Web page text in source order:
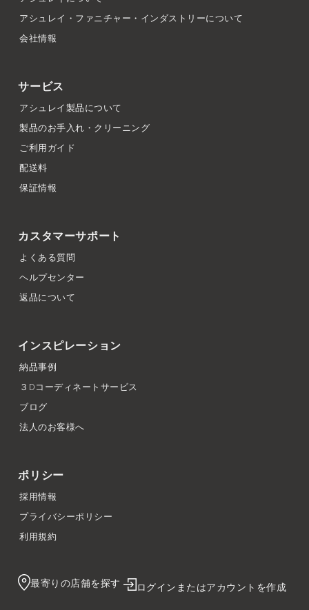
アシュレイ・ファニチャー・インダストリーについて
会社情報
サービス
アシュレイ製品について
製品のお手入れ・クリーニング
ご利用ガイド
配送料
保証情報
カスタマーサポート
よくある質問
ヘルプセンター
返品について
インスピレーション
納品事例
３Dコーディネートサービス
ブログ
法人のお客様へ
ポリシー
採用情報
プライバシーポリシー
利用規約
最寄りの店舗を探す ログインまたはアカウントを作成